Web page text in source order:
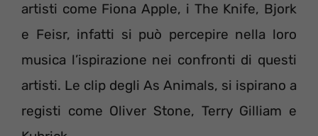
artisti come Fiona Apple, i The Knife, Bjork
e Feisr, infatti si può percepire nella loro
musica l’ispirazione nei confronti di questi
artisti. Le clip degli As Animals, si ispirano a
registi come Oliver Stone, Terry Gilliam e